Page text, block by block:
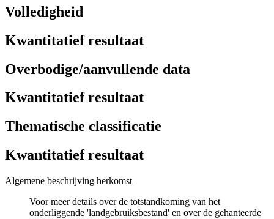
Volledigheid
Kwantitatief resultaat
Overbodige/aanvullende data
Kwantitatief resultaat
Thematische classificatie
Kwantitatief resultaat
Algemene beschrijving herkomst
Voor meer details over de totstandkoming van het
onderliggende 'landgebruiksbestand' en over de gehanteerde